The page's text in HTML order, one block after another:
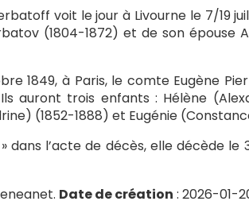
voit le jour à Livourne le 7/19
(1804-1872) et de son épouse
1849, à Paris, le comte Eugène
auront trois enfants : Hélène
(1852-1888) et Eugénie
dans l’acte de décès, elle décède le
Date de création : 2026-01-